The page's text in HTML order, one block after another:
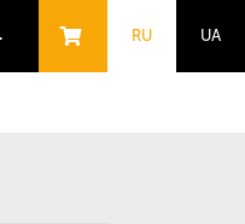
RU UA